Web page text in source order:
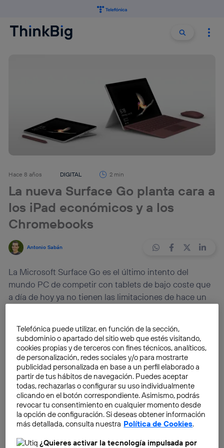
Buscar
Hace 8 años DIGITAL 2 min
La nueva Surface Go planta cara a
los iPad económicos y a los
Chromebooks
Antonio Sabán
La Microsoft Surface Go es el último intento del
mundo PC de competir con tablets de bajo coste que
a día de hoy ya no tienen las limitaciones de hace un
En los últimos años se ha hablado mucho del daño
que losChromebook, los portátiles económicos de
Google con Chrome OS, han hecho al iPad. Es por ello
que Apple se vio «obligada» a lanzar un iPad
económico en 2017 tras mucho tiempo haciendo
ligeras reducciones de precios en modelos anteriores.
Ahora,quien se había quedado sin hueco por precio
eran lasMicrosoft Surface, por lo que la compañía
de Redmond ha lanzado la Surface Go.
Telefónica puede utilizar, en función de la sección,
subdominio o apartado del sitio web que estés visitando,
cookies propias y de terceros con fines técnicos, analíticos,
de personalización, redes sociales y/o para mostrarte
publicidad personalizada en base a un perfil elaborado a
partir de tus hábitos de navegación. Puedes aceptar
todas, rechazarlas o configurar su uso individualmente
clicando en el botón correspondiente. Asimismo, podrás
revocar tu consentimiento en cualquier momento desde
la opción de configuración. Si deseas obtener información
más detallada, consulta nuestra Política de Cookies.
¿Quieres activar la tecnología impulsada por